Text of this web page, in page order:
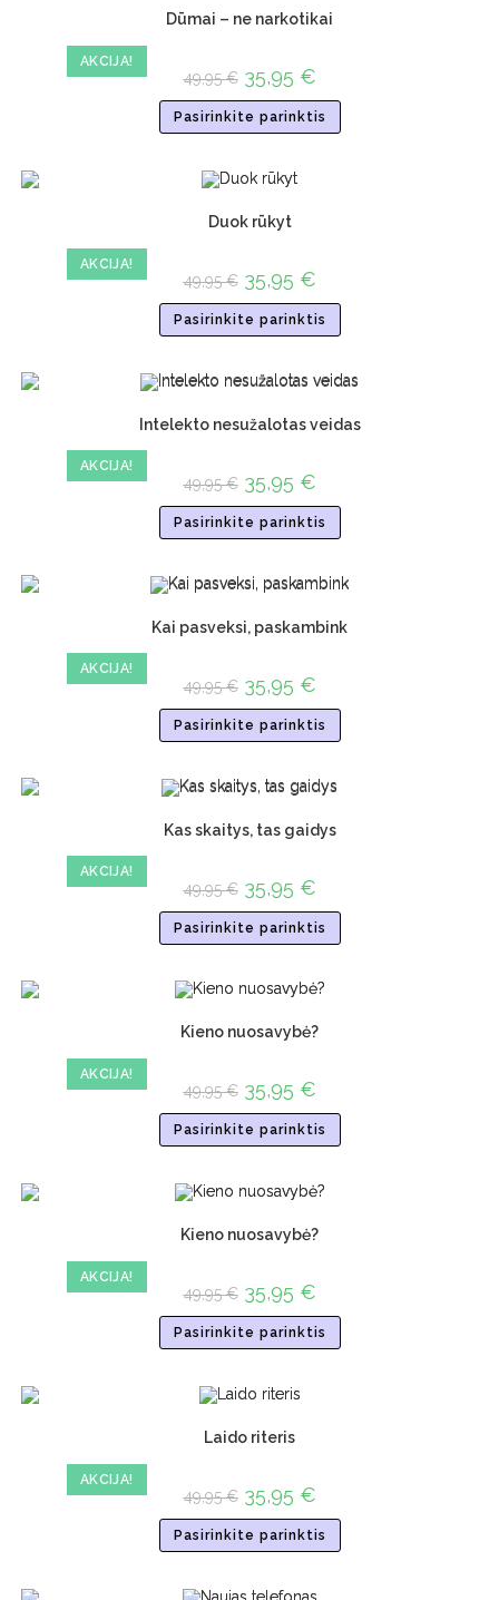
AKCIJA!
Dūmai – ne narkotikai
49,95€ 35,95 €
Pasirinkite parinktis
AKCIJA!
Duok rūkyt
49,95€ 35,95 €
Pasirinkite parinktis
AKCIJA!
Intelekto nesužalotas veidas
49,95€ 35,95 €
Pasirinkite parinktis
AKCIJA!
Kai pasveksi, paskambink
49,95€ 35,95 €
Pasirinkite parinktis
AKCIJA!
Kas skaitys, tas gaidys
49,95€ 35,95 €
Pasirinkite parinktis
AKCIJA!
Kieno nuosavybė?
49,95€ 35,95 €
Pasirinkite parinktis
AKCIJA!
Kieno nuosavybė?
49,95€ 35,95 €
Pasirinkite parinktis
AKCIJA!
Laido riteris
49,95€ 35,95 €
Pasirinkite parinktis